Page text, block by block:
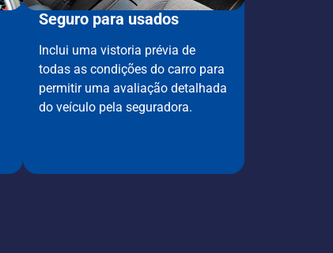
Seguro para usados
Inclui uma vistoria prévia de
todas as condições do carro para
permitir uma avaliação detalhada
do veículo pela seguradora.